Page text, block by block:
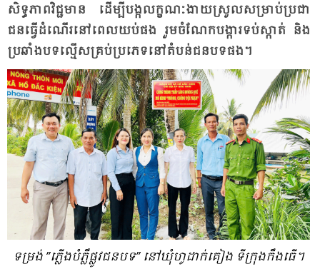
សិទ្ធ​ភាព​វិជ្ជ​មាន ដើម្បី​បង្ក​លក្ខណៈ​ងាយ​ស្រួល​សម្រាប់​ប្រ​ជា​
ជន​ធ្វើ​ដំ​ណើរ​នៅ​ពេល​យប់​ផង រួម​ចំ​ណែក​បង្ការ​ទប់​ស្កាត់ និង​
ប្រ​ឆាំង​បទ​ល្មើស​គ្រប់​ប្រ​ភេទ​នៅ​តំ​បន់ជន​បទ​ផង។
ទម្រង់ ”ភ្លើង​បំ​ភ្លឺ​ផ្លូវ​ជន​បទ” នៅ​ឃុំ​ហូ​ដាក់​គៀង ទី​ក្រុង​កឹង​ធើ។